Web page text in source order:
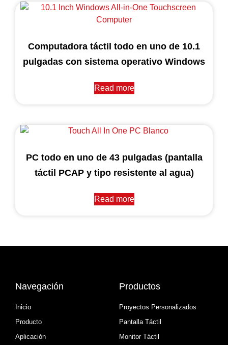
Computadora táctil todo en uno de 10.1
pulgadas con sistema operativo Windows
Read more
PC todo en uno de 43 pulgadas (pantalla
táctil PCAP y tipo resistente al agua)
Read more
Navegación
Inicio
Producto
Aplicación
Productos
Proyectos Personalizados
Pantalla Táctil
Monitor Táctil